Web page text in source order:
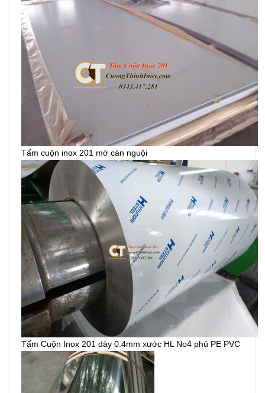
Tấm cuộn inox 201 mờ cán nguội
Tấm Cuộn Inox 201 dày 0.4mm xước HL No4 phủ PE PVC